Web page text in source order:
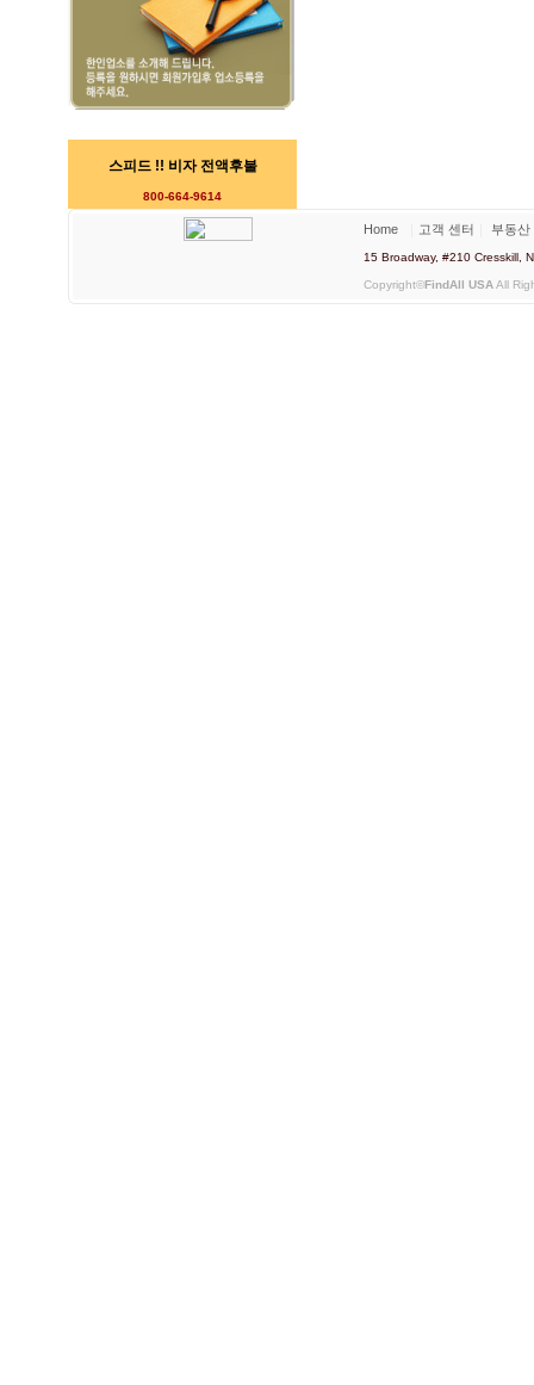
스피드 !! 비자 전액후불
800-664-9614
Home 고객 센터 부동산
15 Broadway, #210 Cresskill,
Copyright©FindAll USAAll